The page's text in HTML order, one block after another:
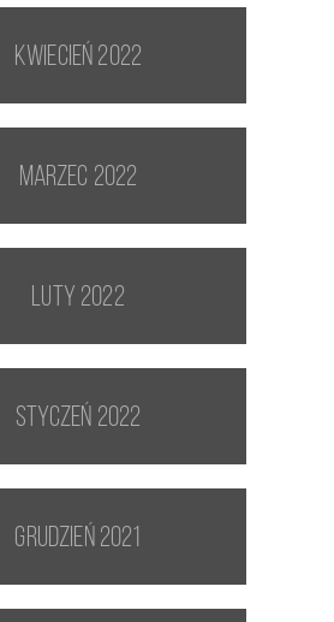
kwiecień 2022
marzec 2022
luty 2022
styczeń 2022
grudzień 2021